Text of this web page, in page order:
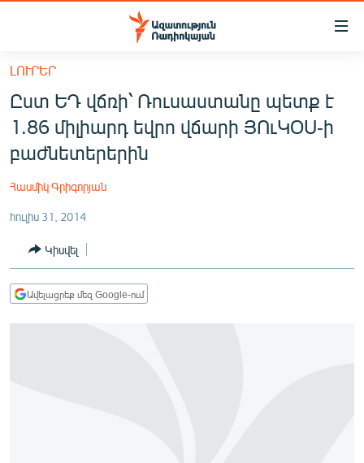
Մատչելիության
հիմնական
բովանդակությանը
Անցնել
հիմնական
մենյուին
ՔԱՂԱՔԱԿԱՆ
ՏՆՏԵՍՈՒԹՅՈՒՆ
ՂԱՐԱԲԱՂ
ԼՈՒՐԵՐ
Ըստ ԵԴ վճռի՝ Ռուսաստանը պետք է
1.86 միլիարդ եվրո վճարի ՅՈւԿՕՍ-ի
բաժնետերերին
Հասմիկ Գրիգորյան
հուլիս 31, 2014
Կիսվել
Ավելացրեք մեզ Google-ում